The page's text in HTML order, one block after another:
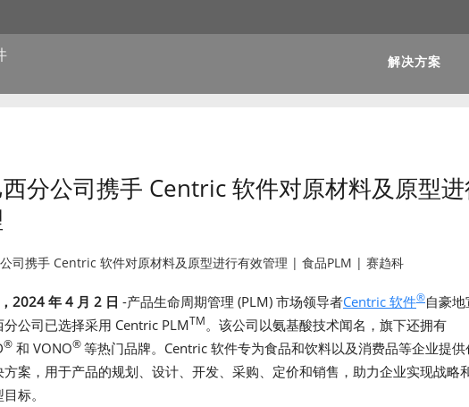
解决方案
分公司携手 Centric 软件对原材料及原型
2024 年 4 月 2 日 -产品生命周期管理 (PLM) 市场领导者Centric 软件®自豪地
公司已选择采用 Centric PLMTM。该公司以氨基酸技术闻名，旗下还拥有
® 和 VONO®等热门品牌。Centric 软件专为食品和饮料以及消费品等企业提供
方案，用于产品的规划、设计、开发、采购、定价和销售，助力企业实现战略
标。